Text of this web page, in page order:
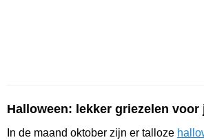
Halloween: lekker griezelen voor
In de maand oktober zijn er talloze